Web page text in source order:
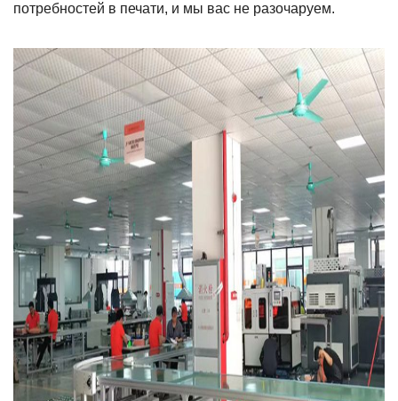
потребностей в печати, и мы вас не разочаруем.